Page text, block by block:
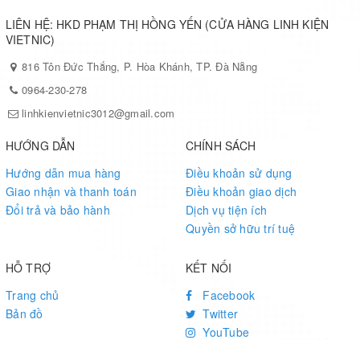
LIÊN HỆ: HKD PHẠM THỊ HỒNG YẾN (CỬA HÀNG LINH KIỆN
VIETNIC)
816 Tôn Đức Thắng, P. Hòa Khánh, TP. Đà Nẵng
0964-230-278
linhkienvietnic3012@gmail.com
HƯỚNG DẪN
Hướng dẫn mua hàng
Giao nhận và thanh toán
Đổi trả và bảo hành
CHÍNH SÁCH
Điều khoản sử dụng
Điều khoản giao dịch
Dịch vụ tiện ích
Quyền sở hữu trí tuệ
HỖ TRỢ
Trang chủ
Bản đồ
KẾT NỐI
Facebook
Twitter
YouTube